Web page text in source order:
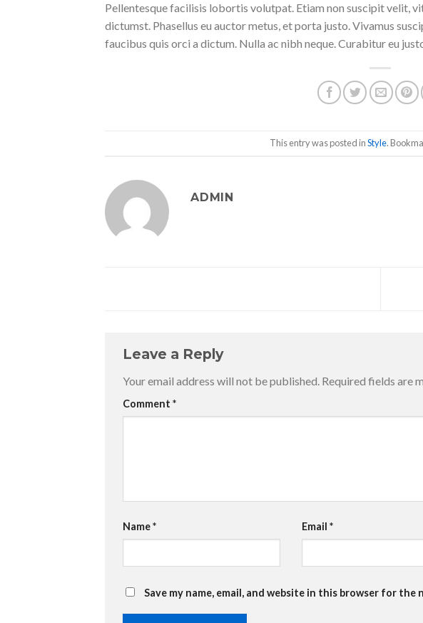
Pellentesque facilisis lobortis volutpat. Etiam non suscipit velit,
dictumst. Phasellus eu auctor metus, et porta justo. Vivamus
faucibus quis orci a dictum. Nulla ac nibh neque. Curabitur eu
This entry was posted inStyle.
ADMIN
Leave a Reply
Your email address will not be published. Required fields are
Comment *
Name* Email *
Save my name, email, and website in this browser for the